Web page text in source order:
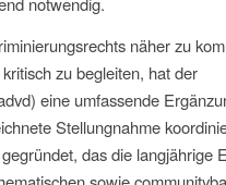
näher zu
zu begleiten, hat der
eine umfassende
Stellungnahme
das die langjährige